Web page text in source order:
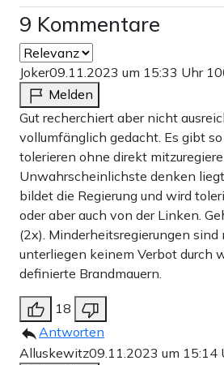
9 Kommentare
Joker09.11.2023 um 15:33 Uhr
Melden
Gut recherchiert aber nicht
vollumfänglich gedacht. Es gibt
tolerieren ohne direkt
Unwahrscheinlichste denken
bildet die Regierung und wird
oder aber auch von der Linken.
(2x). Minderheitsregierungen
unterliegen keinem Verbot durch
definierte Brandmauern.
18
Antworten
Alluskewitz09.11.2023 um 15:14